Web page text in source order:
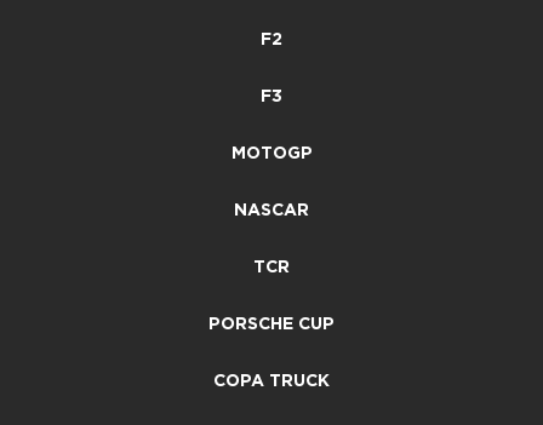
F2
F3
MOTOGP
NASCAR
TCR
PORSCHE CUP
COPA TRUCK